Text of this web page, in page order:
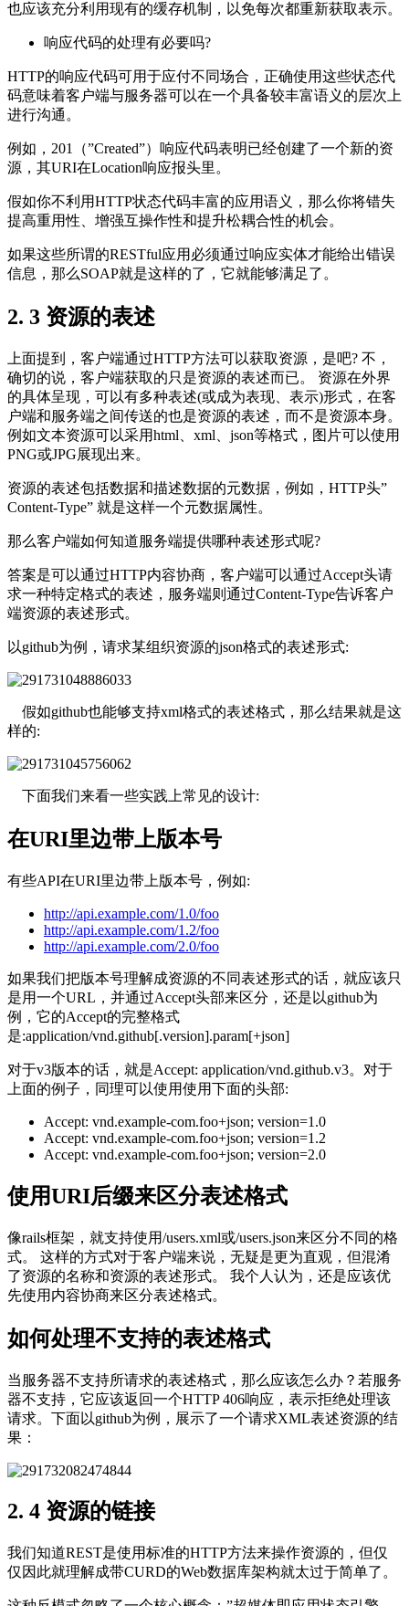
也应该充分利用现有的缓存机制，以免每次都重新获取表示。
响应代码的处理有必要吗?
HTTP的响应代码可用于应付不同场合，正确使用这些状态代
码意味着客户端与服务器可以在一个具备较丰富语义的层次上
进行沟通。
例如，201（”Created”）响应代码表明已经创建了一个新的资
源，其URI在Location响应报头里。
假如你不利用HTTP状态代码丰富的应用语义，那么你将错失
提高重用性、增强互操作性和提升松耦合性的机会。
如果这些所谓的RESTful应用必须通过响应实体才能给出错误
信息，那么SOAP就是这样的了，它就能够满足了。
2. 3 资源的表述
上面提到，客户端通过HTTP方法可以获取资源，是吧? 不，
确切的说，客户端获取的只是资源的表述而已。 资源在外界
的具体呈现，可以有多种表述(或成为表现、表示)形式，在客
户端和服务端之间传送的也是资源的表述，而不是资源本身。
例如文本资源可以采用html、xml、json等格式，图片可以使用
PNG或JPG展现出来。
资源的表述包括数据和描述数据的元数据，例如，HTTP头”
Content-Type” 就是这样一个元数据属性。
那么客户端如何知道服务端提供哪种表述形式呢?
答案是可以通过HTTP内容协商，客户端可以通过Accept头请
求一种特定格式的表述，服务端则通过Content-Type告诉客户
端资源的表述形式。
以github为例，请求某组织资源的json格式的表述形式:
假如github也能够支持xml格式的表述格式，那么结果就是这
样的:
下面我们来看一些实践上常见的设计:
在URI里边带上版本号
有些API在URI里边带上版本号，例如:
http://api.example.com/1.0/foo
http://api.example.com/1.2/foo
http://api.example.com/2.0/foo
如果我们把版本号理解成资源的不同表述形式的话，就应该只
是用一个URL，并通过Accept头部来区分，还是以github为
例，它的Accept的完整格式
是:application/vnd.github[.version].param[+json]
对于v3版本的话，就是Accept: application/vnd.github.v3。对于
上面的例子，同理可以使用使用下面的头部:
Accept: vnd.example-com.foo+json; version=1.0
Accept: vnd.example-com.foo+json; version=1.2
Accept: vnd.example-com.foo+json; version=2.0
使用URI后缀来区分表述格式
像rails框架，就支持使用/users.xml或/users.json来区分不同的格
式。 这样的方式对于客户端来说，无疑是更为直观，但混淆
了资源的名称和资源的表述形式。 我个人认为，还是应该优
先使用内容协商来区分表述格式。
如何处理不支持的表述格式
当服务器不支持所请求的表述格式，那么应该怎么办？若服务
器不支持，它应该返回一个HTTP 406响应，表示拒绝处理该
请求。下面以github为例，展示了一个请求XML表述资源的结
果：
2. 4 资源的链接
我们知道REST是使用标准的HTTP方法来操作资源的，但仅
仅因此就理解成带CURD的Web数据库架构就太过于简单了。